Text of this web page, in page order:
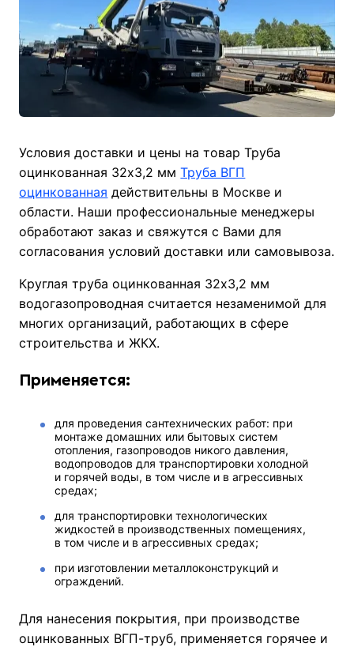
Условия доставки и цены на товар Труба
оцинкованная 32х3,2 ммТруба ВГП
оцинкованная действительны в Москве и
области. Наши профессиональные менеджеры
обработают заказ и свяжутся с Вами для
согласования условий доставки или самовывоза.
Круглая труба оцинкованная 32х3,2 мм
водогазопроводная считается незаменимой для
многих организаций, работающих в сфере
строительства и ЖКХ.
Применяется:
для проведения сантехнических работ: при
монтаже домашних или бытовых систем
отопления, газопроводов никого давления,
водопроводов для транспортировки холодной
и горячей воды, в том числе и в агрессивных
средах;
для транспортировки технологических
жидкостей в производственных помещениях,
в том числе и в агрессивных средах;
при изготовлении металлоконструкций и
ограждений.
Для нанесения покрытия, при производстве
оцинкованных ВГП-труб, применяется горячее и